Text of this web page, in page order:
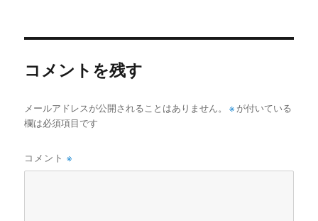
コメントを残す
メールアドレスが公開されることはありません。 ※ が付いている
欄は必須項目です
コメント※